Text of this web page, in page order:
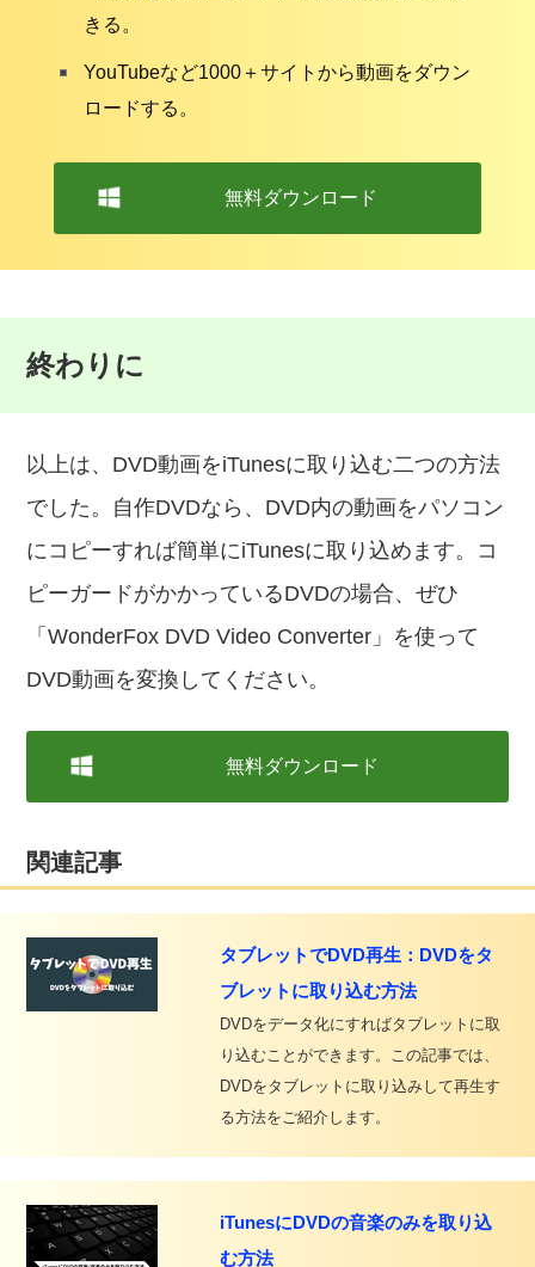
きる。
YouTubeなど1000＋サイトから動画をダウン
ロードする。
無料ダウンロード
終わりに
以上は、DVD動画をiTunesに取り込む二つの方法
でした。自作DVDなら、DVD内の動画をパソコン
にコピーすれば簡単にiTunesに取り込めます。コ
ピーガードがかかっているDVDの場合、ぜひ
「WonderFox DVD Video Converter」を使って
DVD動画を変換してください。
無料ダウンロード
関連記事
タブレットでDVD再生：DVDをタ
ブレットに取り込む方法
DVDをデータ化にすればタブレットに取
り込むことができます。この記事では、
DVDをタブレットに取り込みして再生す
る方法をご紹介します。
iTunesにDVDの音楽のみを取り込
む方法